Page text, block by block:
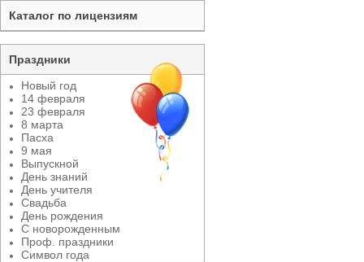
Каталог по лицензиям
Праздники
Новый год
14 февраля
23 февраля
8 марта
Пасха
9 мая
Выпускной
День знаний
День учителя
Свадьба
День рождения
С новорожденным
Проф. праздники
Символ года